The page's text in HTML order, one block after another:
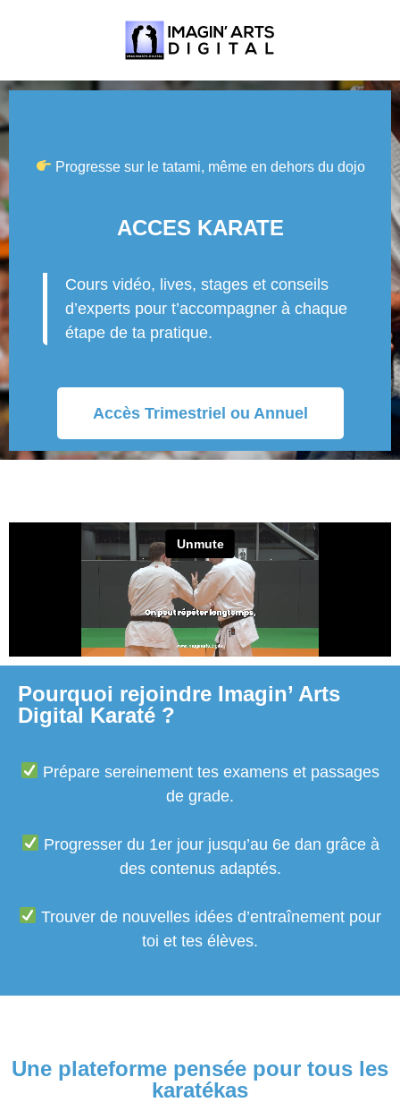
Progresse sur le tatami, même en dehors du dojo
ACCES KARATE
Cours vidéo, lives, stages et conseils
d’experts pour t’accompagner à chaque
étape de ta pratique.
Accès Trimestriel ou Annuel
Pourquoi rejoindre Imagin’ Arts
Digital Karaté ?
Prépare sereinement tes examens et passages
de grade.
Progresser du 1er jour jusqu’au 6e dan grâce à
des contenus adaptés.
Trouver de nouvelles idées d’entraînement pour
toi et tes élèves.
Une plateforme pensée pour tous les
karatékas